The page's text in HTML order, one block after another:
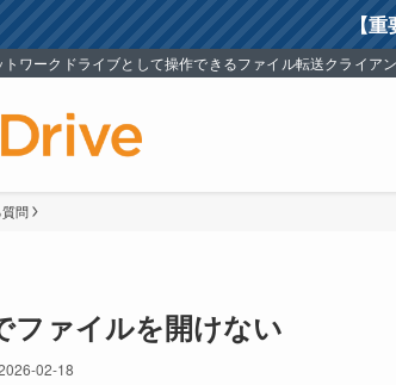
【
ワークドライブとして操作できるファイル転送クライア
問
ファイルを開けない
02-18